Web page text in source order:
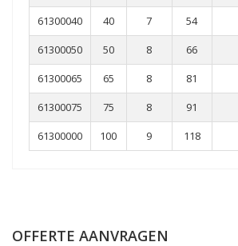
61300040
40 7 54
61300050
50 8 66
61300065
65 8 81
61300075
75 8 91
61300000
100 9 118
OFFERTE AANVRAGEN